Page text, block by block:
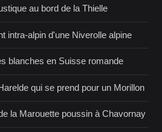
au bord de la Thielle
intra-alpin d'une Niverolle alpine
blanches en Suisse romande
qui se prend pour un Morillon
la Marouette poussin à Chavornay